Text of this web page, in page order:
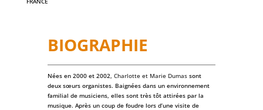
BIOGRAPHIE
Nées en 2000 et 2002, Charlotte et Marie Dumassont
deux sœurs organistes. Baignées dans un environnement
familial de musiciens, elles sont très tôt attirées par la
musique. Après un coup de foudre lors d’une visite de